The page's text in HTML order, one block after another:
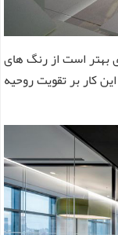
بهتر است از رنگ های
کار بر تقویت روحیه